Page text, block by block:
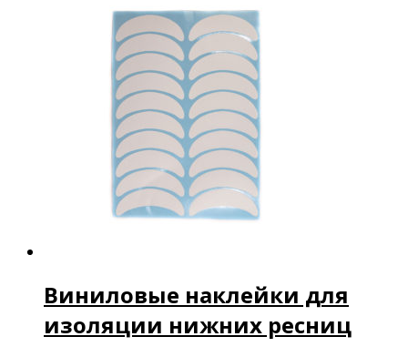
Виниловые наклейки для
изоляции нижних ресниц